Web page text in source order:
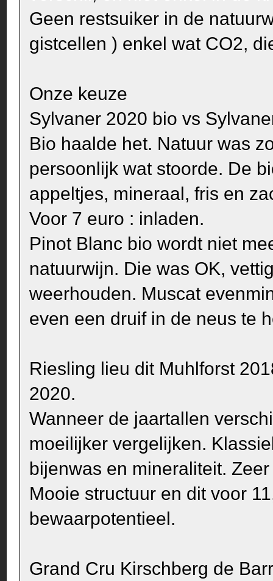
Geen restsuiker in de
gistcellen ) enkel wat CO2,
Onze keuze
Sylvaner 2020 bio vs
Bio haalde het. Natuur was
persoonlijk wat stoorde. De
appeltjes, mineraal, fris en
Voor 7 euro : inladen.
Pinot Blanc bio wordt niet
natuurwijn. Die was OK,
weerhouden. Muscat
even een druif in de neus te
Riesling lieu dit Muhlforst
2020.
Wanneer de jaartallen
moeilijker vergelijken.
bijenwas en mineraliteit.
Mooie structuur en dit voor
bewaarpotentieel.
Grand Cru Kirschberg de